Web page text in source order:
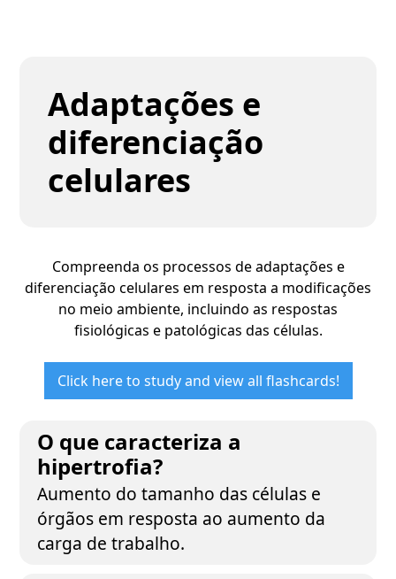
Adaptações e
diferenciação
celulares
Compreenda os processos de adaptações e
diferenciação celulares em resposta a modificações
no meio ambiente, incluindo as respostas
fisiológicas e patológicas das células.
Click here to study and view all flashcards!
O que caracteriza a
hipertrofia?
Aumento do tamanho das células e
órgãos em resposta ao aumento da
carga de trabalho.